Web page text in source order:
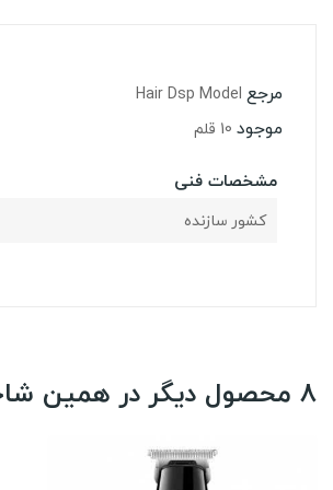
مرجع Hair Dsp Model
موجود 10 قلم
مشخصات فنی
کشور سازنده
8 محصول دیگر در همین شاخه: